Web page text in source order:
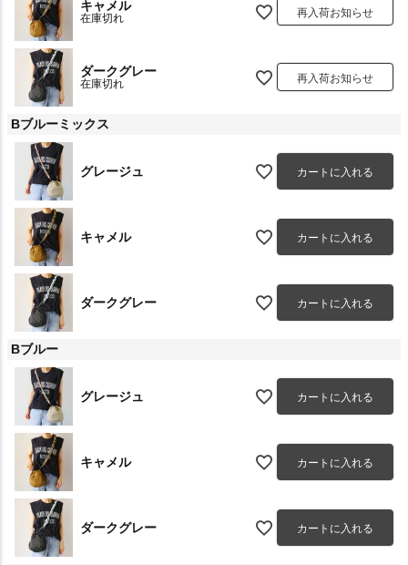
キャメル
在庫切れ 再入荷お知らせ
ダークグレー
在庫切れ 再入荷お知らせ
Bブルーミックス
グレージュ カートに入れる
キャメル カートに入れる
ダークグレー カートに入れる
Bブルー
グレージュ カートに入れる
キャメル カートに入れる
ダークグレー カートに入れる